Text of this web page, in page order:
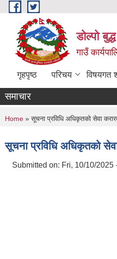
Skip to main content
डोल्पो
गाउँ
गृहपृष्ठ परिचय विषयगत
समाचार
You are here
Home » सूचना प्रविधि अधिकृतको सेवा
सूचना प्रविधि अधिकृतको
Submitted on: Fri, 10/10/2025